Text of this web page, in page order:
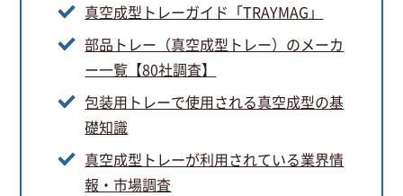
真空成型トレーガイド「TRAYMAG」
部品トレー（真空成型トレー）のメーカ
ー一覧【80社調査】
包装用トレーで使用される真空成型の基
礎知識
真空成型トレーが利用されている業界情
報・市場調査